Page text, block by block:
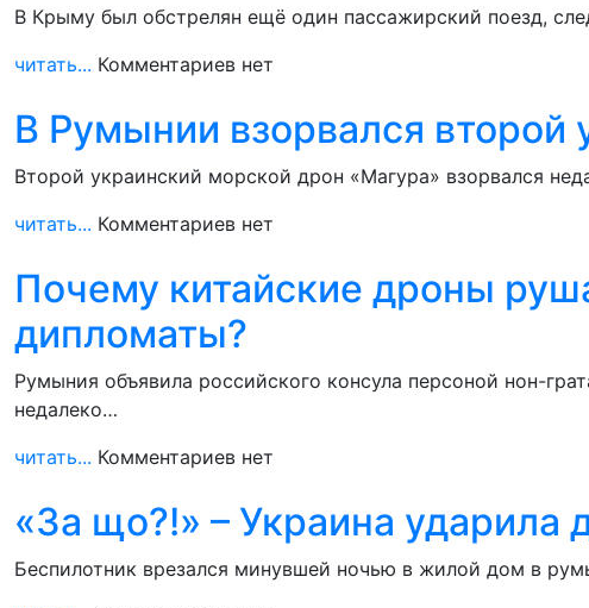
В Крыму был обстрелян ещё один пассажирский поезд,
читать... Комментариев нет
В Румынии взорвался второй
Второй украинский морской дрон «Магура» взорвался
читать... Комментариев нет
Почему китайские дроны
дипломаты?
Румыния объявила российского консула персоной нон-
недалеко…
читать... Комментариев нет
«За що?!» – Украина
Беспилотник врезался минувшей ночью в жилой дом в